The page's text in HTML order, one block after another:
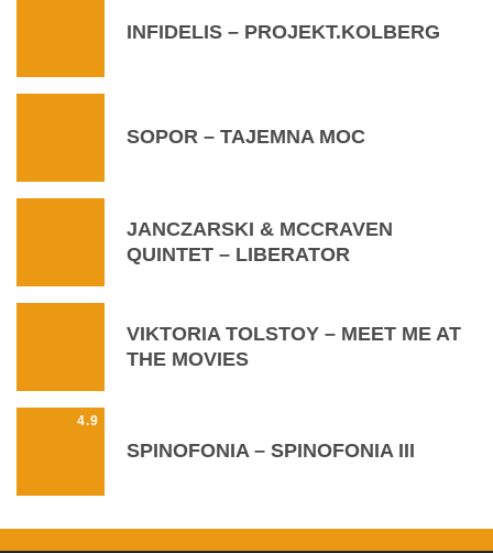
INFIDELIS – PROJEKT.KOLBERG
SOPOR – TAJEMNA MOC
JANCZARSKI & MCCRAVEN
QUINTET – LIBERATOR
VIKTORIA TOLSTOY – MEET ME AT
THE MOVIES
4.9
SPINOFONIA – SPINOFONIA III